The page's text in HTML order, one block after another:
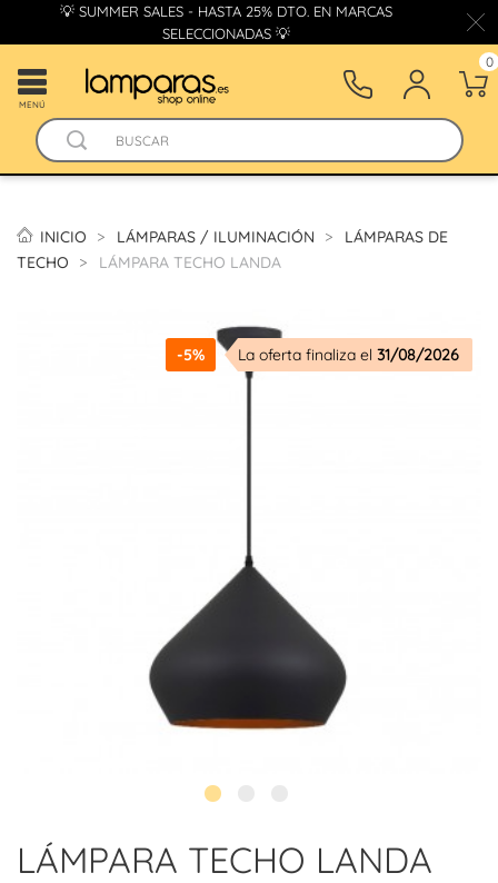
💡 SUMMER SALES - HASTA 25% DTO. EN MARCAS
SELECCIONADAS 💡
MENÚ
0
INICIO LÁMPARAS / ILUMINACIÓN
LÁMPARAS DE
TECHO
LÁMPARA TECHO LANDA
-5% La oferta finaliza el 31/08/2026
LÁMPARA TECHO LANDA